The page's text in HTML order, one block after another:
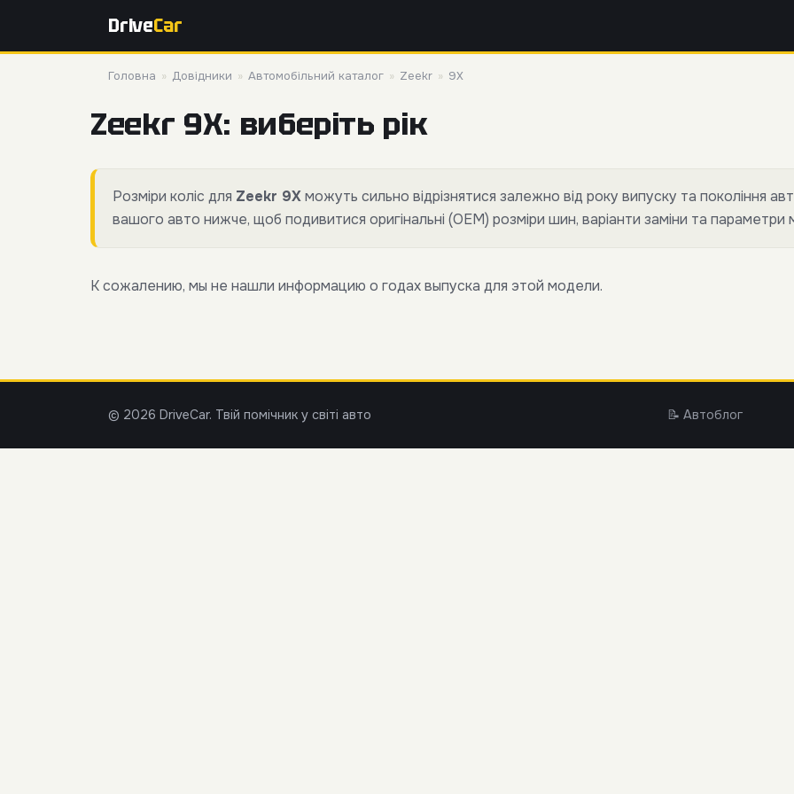
DriveCar
Головна » Довідники » Автомобільний каталог » Zeekr » 9X
Zeekr 9X: виберіть рік
Розміри коліс для Zeekr 9Xможуть сильно відрізнятися залежно від року випуску та покоління
вашого авто нижче, щоб подивитися оригінальні (OEM) розміри шин, варіанти заміни та параметри
К сожалению, мы не нашли информацию о годах выпуска для этой модели.
© 2026 DriveCar. Твій помічник у світі авто 📝 Автоблог